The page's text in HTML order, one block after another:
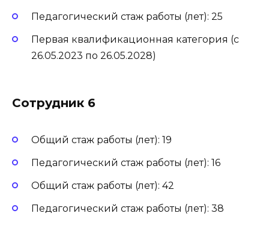
Педагогический стаж работы (лет): 25
Первая квалификационная категория (с
26.05.2023 по 26.05.2028)
Сотрудник 6
Общий стаж работы (лет): 19
Педагогический стаж работы (лет): 16
Общий стаж работы (лет): 42
Педагогический стаж работы (лет): 38